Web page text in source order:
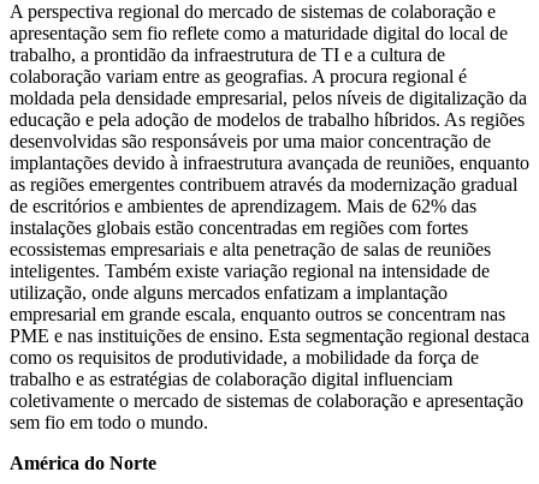
A perspectiva regional do mercado de sistemas de colaboração e
apresentação sem fio reflete como a maturidade digital do local de
trabalho, a prontidão da infraestrutura de TI e a cultura de
colaboração variam entre as geografias. A procura regional é
moldada pela densidade empresarial, pelos níveis de digitalização da
educação e pela adoção de modelos de trabalho híbridos. As regiões
desenvolvidas são responsáveis ​​por uma maior concentração de
implantações devido à infraestrutura avançada de reuniões, enquanto
as regiões emergentes contribuem através da modernização gradual
de escritórios e ambientes de aprendizagem. Mais de 62% das
instalações globais estão concentradas em regiões com fortes
ecossistemas empresariais e alta penetração de salas de reuniões
inteligentes. Também existe variação regional na intensidade de
utilização, onde alguns mercados enfatizam a implantação
empresarial em grande escala, enquanto outros se concentram nas
PME e nas instituições de ensino. Esta segmentação regional destaca
como os requisitos de produtividade, a mobilidade da força de
trabalho e as estratégias de colaboração digital influenciam
coletivamente o mercado de sistemas de colaboração e apresentação
sem fio em todo o mundo.
América do Norte